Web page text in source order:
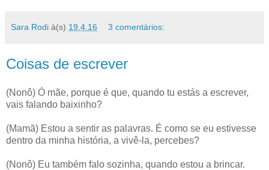
Sara Rodi à(s) 19.4.16 3 comentários:
Coisas de escrever
(Nonô) Ó mãe, porque é que, quando tu estás a escrever,
vais falando baixinho?
(Mamã) Estou a sentir as palavras. É como se eu estivesse
dentro da minha história, a vivê-la, percebes?
(Nonô) Eu também falo sozinha, quando estou a brincar.